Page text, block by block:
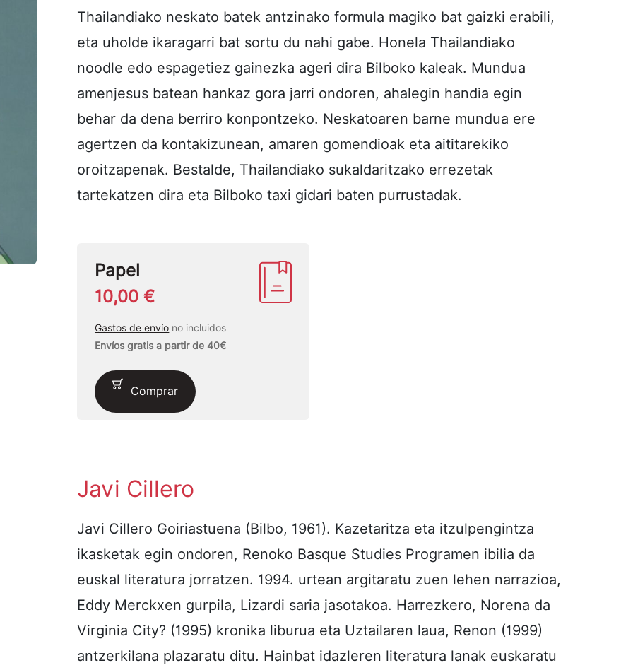
Thailandiako neskato batek antzinako formula magiko bat gaizki erabili,
eta uholde ikaragarri bat sortu du nahi gabe. Honela Thailandiako
noodle edo espagetiez gainezka ageri dira Bilboko kaleak. Mundua
amenjesus batean hankaz gora jarri ondoren, ahalegin handia egin
behar da dena berriro konpontzeko. Neskatoaren barne mundua ere
agertzen da kontakizunean, amaren gomendioak eta aititarekiko
oroitzapenak. Bestalde, Thailandiako sukaldaritzako errezetak
tartekatzen dira eta Bilboko taxi gidari baten purrustadak.
Papel
10,00 €
Gastos de envío no incluidos
Envíos gratis a partir de 40€
Comprar
Javi Cillero
Javi Cillero Goiriastuena (Bilbo, 1961). Kazetaritza eta itzulpengintza
ikasketak egin ondoren, Renoko Basque Studies Programen ibilia da
euskal literatura jorratzen. 1994. urtean argitaratu zuen lehen narrazioa,
Eddy Merckxen gurpila, Lizardi saria jasotakoa. Harrezkero, Norena da
Virginia City? (1995) kronika liburua eta Uztailaren laua, Renon (1999)
antzerkilana plazaratu ditu. Hainbat idazleren literatura lanak euskaratu